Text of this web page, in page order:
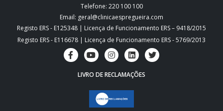
Telefone: 220 100 100
Email: geral@clinicaespregueira.com
Registo ERS - E125348 | Licença de Funcionamento ERS – 9418/2015
Registo ERS - E116678 | Licença de Funcionamento ERS - 5769/2013
LIVRO DE RECLAMAÇÕES